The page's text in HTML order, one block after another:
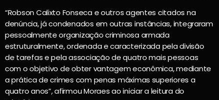
“Robson Calixto Fonseca e outros agentes citados na
denúncia, já condenados em outras instâncias, integraram
pessoalmente organização criminosa armada
estruturalmente, ordenada e caracterizada pela divisão
de tarefas e pela associação de quatro mais pessoas
com o objetivo de obter vantagem econômica, mediante
a prática de crimes com penas máximas superiores a
quatro anos”, afirmou Moraes ao iniciar a leitura do